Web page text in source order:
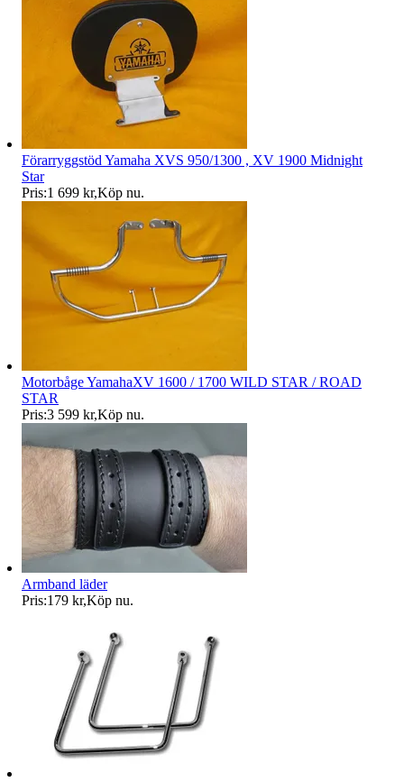
Förarryggstöd Yamaha XVS 950/1300 , XV 1900 Midnight
Star
Pris:1 699 kr,Köp nu.
Motorbåge YamahaXV 1600 / 1700 WILD STAR / ROAD
STAR
Pris:3 599 kr,Köp nu.
Armband läder
Pris:179 kr,Köp nu.